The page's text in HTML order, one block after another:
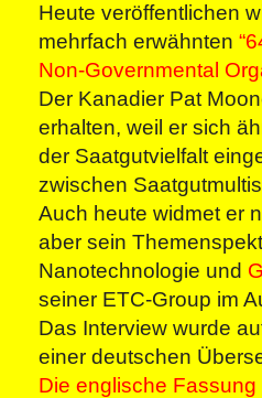
Heute veröffentlichen
mehrfach erwähnten
Non-Governmental
Der Kanadier Pat
erhalten, weil er sich
der Saatgutvielfalt
zwischen
Auch heute widmet er
aber sein
Nanotechnologie und
seiner ETC-Group im
Das Interview wurde
einer deutschen
Die englische